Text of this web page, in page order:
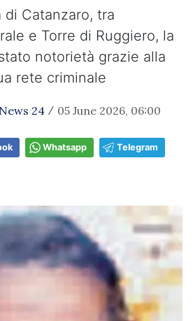
Catanzaro, tra
e Torre di Ruggiero, la
notorietà grazie alla
rete criminale
24 / 05 June 2026, 06:00
Whatsapp Telegram